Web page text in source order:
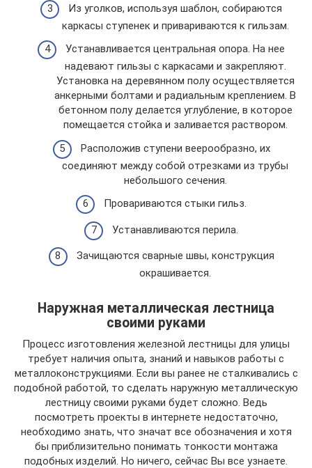
Из уголков, используя шаблон, собираются
каркасы ступенек и привариваются к гильзам.
Устанавливается центральная опора. На нее
надевают гильзы с каркасами и закрепляют.
Установка на деревянном полу осуществляется
анкерными болтами и радиальным креплением. В
бетонном полу делается углубление, в которое
помещается стойка и заливается раствором.
Расположив ступени веерообразно, их
соединяют между собой отрезками из трубы
небольшого сечения.
Провариваются стыки гильз.
Устанавливаются перила.
Зачищаются сварные швы, конструкция
окрашивается.
Наружная металлическая лестница
своими руками
Процесс изготовления железной лестницы для улицы
требует наличия опыта, знаний и навыков работы с
металлоконструкциями. Если вы ранее не сталкивались с
подобной работой, то сделать наружную металлическую
лестницу своими руками будет сложно. Ведь
посмотреть проекты в интернете недостаточно,
необходимо знать, что значат все обозначения и хотя
бы приблизительно понимать тонкости монтажа
подобных изделий. Но ничего, сейчас Вы все узнаете.